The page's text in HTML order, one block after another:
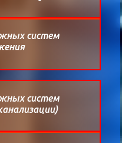
систем
систем